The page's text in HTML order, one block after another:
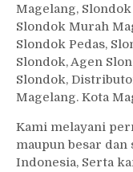
Magelang,
Slondok Murah
Slondok Pedas,
Slondok, Agen
Slondok,
Magelang. Kota
Kami melayani
maupun besar
Indonesia, Serta